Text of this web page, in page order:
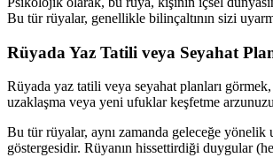
Bu tür rüyalar, genellikle bilinçaltının sizi
Rüyada Yaz Tatili veya Seyahat
Rüyada yaz tatili veya seyahat planları
uzaklaşma veya yeni ufuklar keşfetme arzunuzu
Bu tür rüyalar, aynı zamanda geleceğe
göstergesidir. Rüyanın hissettirdiği duygular